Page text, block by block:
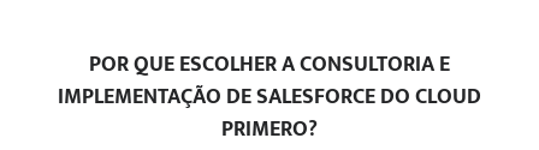
POR QUE ESCOLHER A CONSULTORIA E
IMPLEMENTAÇÃO DE SALESFORCE DO CLOUD
PRIMERO?